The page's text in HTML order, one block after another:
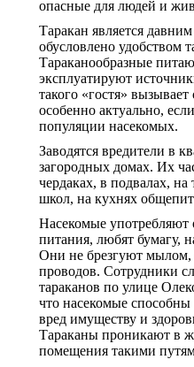
опасные для людей и
Таракан является
обусловлено удобством
Тараканообразные
эксплуатируют
такого «гостя»
особенно актуально,
популяции насекомых.
Заводятся вредители в
загородных домах. Их
чердаках, в подвалах, на
школ, на кухнях
Насекомые употребляют
питания, любят бумагу,
Они не брезгуют
проводов. Сотрудники
тараканов по улице
что насекомые способны
вред имуществу и
Тараканы проникают в
помещения такими